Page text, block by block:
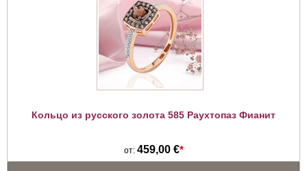
Кольцо из русского золота 585 Раухтопаз Фианит
от: 459,00 €*